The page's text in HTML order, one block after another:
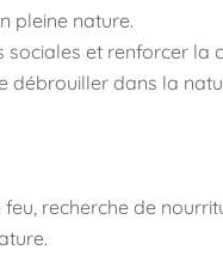
pleine nature.
sociales et renforcer la
débrouiller dans la
recherche de